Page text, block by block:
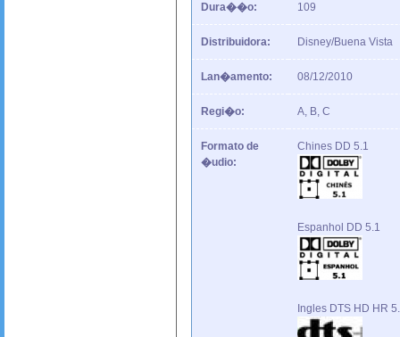
Dura��o: 109
Distribuidora: Disney/Buena Vista
Lan�amento: 08/12/2010
Regi�o: A, B, C
Formato de
�udio:
Chines DD 5.1
Espanhol DD 5.1
Ingles DTS HD HR